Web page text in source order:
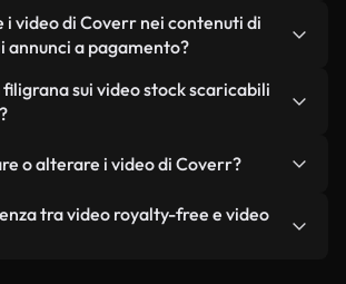
personalizzato in conformità con
di licenza.
alcun riconoscimento dell'autore.
nella nostra libreria sono
sebbene sia sempre
i video di Coverr nei contenuti di
annunci a pagamento?
di Coverr possono essere utilizzati
su YouTube, promozioni sui
non si rivendano o ridistribuiscano
filigrana sui video stock scaricabili
dall'intelligenza artificiale, include
a disposizione filmati puliti e pronti
o alterare i video di Coverr?
tagliare, ritagliare o remixare i
solo che il prodotto
tra video royalty-free e video